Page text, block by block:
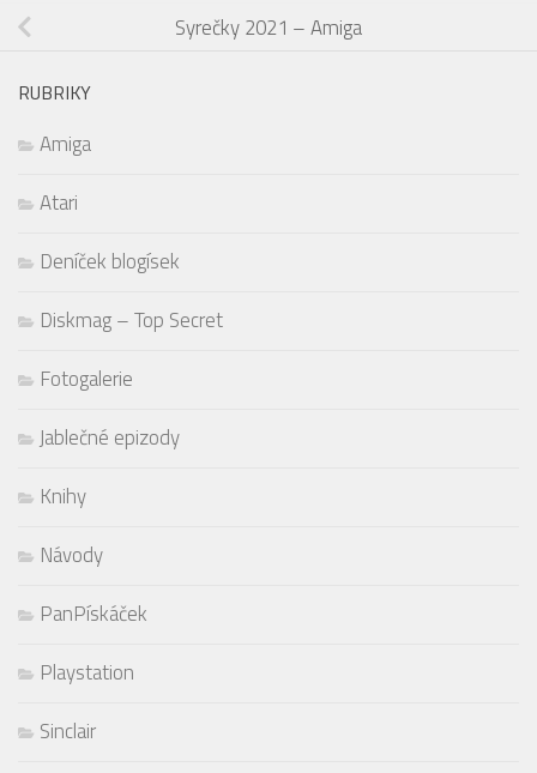
Syrečky 2021 – Amiga
RUBRIKY
Amiga
Atari
Deníček blogísek
Diskmag – Top Secret
Fotogalerie
Jablečné epizody
Knihy
Návody
PanPískáček
Playstation
Sinclair